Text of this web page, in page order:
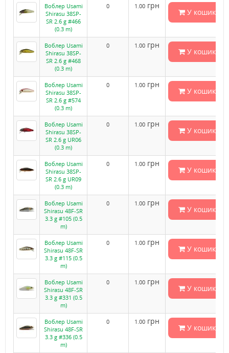
Воблер Usami
Shirasu 38SP-
SR 2.6 g #466
(0.3 m)
0 1.00 грн
У кошик
Воблер Usami
Shirasu 38SP-
SR 2.6 g #468
(0.3 m)
0 1.00 грн
У кошик
Воблер Usami
Shirasu 38SP-
SR 2.6 g #574
(0.3 m)
0 1.00 грн
У кошик
Воблер Usami
Shirasu 38SP-
SR 2.6 g UR06
(0.3 m)
0 1.00 грн
У кошик
Воблер Usami
Shirasu 38SP-
SR 2.6 g UR09
(0.3 m)
0 1.00 грн
У кошик
Воблер Usami
Shirasu 48F-SR
3.3 g #105 (0.5
m)
0 1.00 грн
У кошик
Воблер Usami
Shirasu 48F-SR
3.3 g #115 (0.5
m)
0 1.00 грн
У кошик
Воблер Usami
Shirasu 48F-SR
3.3 g #331 (0.5
m)
0 1.00 грн
У кошик
Воблер Usami
Shirasu 48F-SR
3.3 g #336 (0.5
m)
0 1.00 грн
У кошик